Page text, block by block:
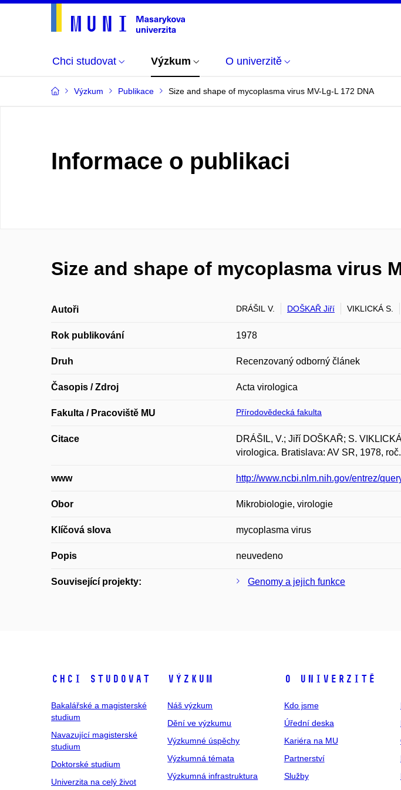
Chci studovat Výzkum O univerzitě
Výzkum Publikace Size and shape of mycoplasma virus MV-Lg-L 172 DNA
Informace o publikaci
Size and shape of mycoplasma virus
Autoři DRÁŠIL V. DOŠKAŘ Jiří VIKLICKÁ S.
Rok publikování 1978
Druh Recenzovaný odborný článek
Časopis / Zdroj Acta virologica
Fakulta / Pracoviště MU Přírodovědecká fakulta
Citace
DRÁŠIL, V.; Jiří DOŠKAŘ; S.
virologica. Bratislava: AV SR, 1978,
www http://www.ncbi.nlm.nih.gov/entrez/
Obor Mikrobiologie, virologie
Klíčová slova mycoplasma virus
Popis neuvedeno
Související projekty: Genomy a jejich funkce
Chci studovat
Bakalářské a magisterské
studium
Navazující magisterské
studium
Doktorské studium
Univerzita na celý život
Výzkum
Náš výzkum
Dění ve výzkumu
Výzkumné úspěchy
Výzkumná témata
Výzkumná infrastruktura
O univerzitě
Kdo jsme
Úřední deska
Kariéra na MU
Partnerství
Služby